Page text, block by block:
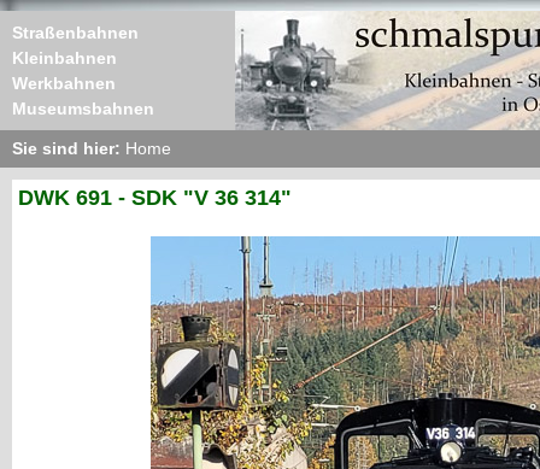
Straßenbahnen
Kleinbahnen
Werkbahnen
Museumsbahnen
Sie sind hier: Home
DWK 691 - SDK "V 36 314"